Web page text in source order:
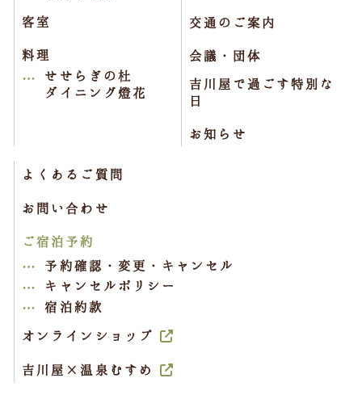
客室
料理
せせらぎの杜
ダイニング燈花
交通のご案内
会議・団体
吉川屋で過ごす特別な
日
お知らせ
よくあるご質問
お問い合わせ
ご宿泊予約
予約確認・変更・キャンセル
キャンセルポリシー
宿泊約款
オンラインショップ
吉川屋×温泉むすめ